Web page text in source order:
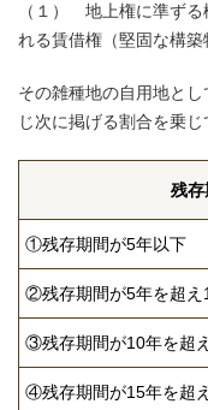
（１） 地上権に準ずる
れる賃借権（堅固な構築
その雑種地の自用地と
じ次に掲げる割合を乗
残存
①残存期間が5年以下
②残存期間が5年を超え
③残存期間が10年を超
④残存期間が15年を超